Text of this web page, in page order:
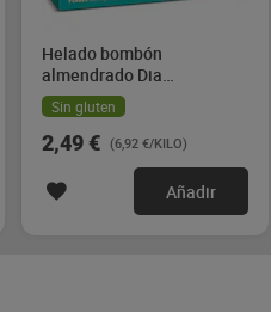
Helado bombón
almendrado Dia
Temptation 4 x 90 g
Sin gluten
2,49 € (6,92 €/KILO)
Añadir